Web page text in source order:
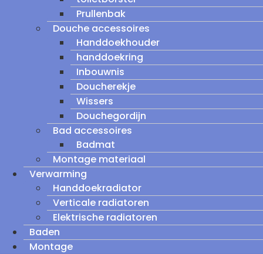
Prullenbak
Douche accessoires
Handdoekhouder
handdoekring
Inbouwnis
Doucherekje
Wissers
Douchegordijn
Bad accessoires
Badmat
Montage materiaal
Verwarming
Handdoekradiator
Verticale radiatoren
Elektrische radiatoren
Baden
Montage